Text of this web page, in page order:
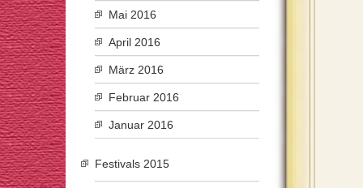
Mai 2016
April 2016
März 2016
Februar 2016
Januar 2016
Festivals 2015